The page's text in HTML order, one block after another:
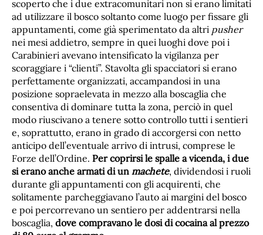
scoperto che i due extracomunitari non si erano limitati
ad utilizzare il bosco soltanto come luogo per fissare gli
appuntamenti, come già sperimentato da altri pusher
nei mesi addietro, sempre in quei luoghi dove poi i
Carabinieri avevano intensificato la vigilanza per
scoraggiare i “clienti”. Stavolta gli spacciatori si erano
perfettamente organizzati, accampandosi in una
posizione sopraelevata in mezzo alla boscaglia che
consentiva di dominare tutta la zona, perciò in quel
modo riuscivano a tenere sotto controllo tutti i sentieri
e, soprattutto, erano in grado di accorgersi con netto
anticipo dell’eventuale arrivo di intrusi, comprese le
Forze dell’Ordine. Per coprirsi le spalle a vicenda, i due
si erano anche armati di un machete, dividendosi i ruoli
durante gli appuntamenti con gli acquirenti, che
solitamente parcheggiavano l’auto ai margini del bosco
e poi percorrevano un sentiero per addentrarsi nella
boscaglia, dove compravano le dosi di cocaina al prezzo